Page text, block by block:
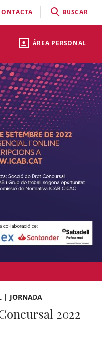
ÁREA PERSONAL
BUSCAR
| JORNADA
2022